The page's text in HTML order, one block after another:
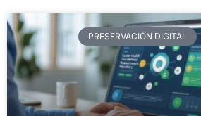
PRESERVACIÓN DIGITAL